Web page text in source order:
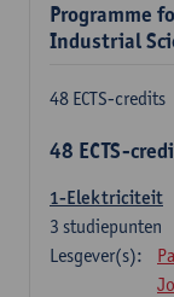
Programme
Industrial
48 ECTS-credits
48 ECTS-
1-Elektriciteit
3 studiepunten
Lesgever(s):